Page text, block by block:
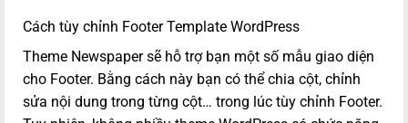
Cách tùy chỉnh Footer Template WordPress
Theme Newspaper sẽ hỗ trợ bạn một số mẫu giao diện
cho Footer. Bằng cách này bạn có thể chia cột, chỉnh
sửa nội dung trong từng cột… trong lúc tùy chỉnh Footer.